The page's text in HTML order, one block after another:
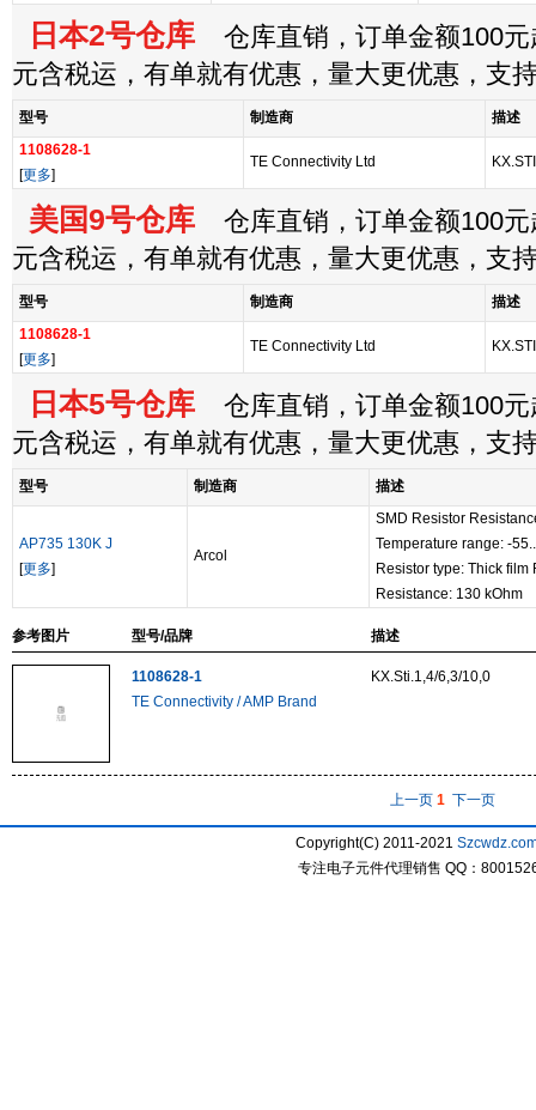
日本2号仓库 仓库直销，订单金额100元
元含税运，有单就有优惠，量大更优惠，支
型号 制造商
描述
1108628-1
[更多]
TE Connectivity Ltd
美国9号仓库 仓库直销，订单金额100元
元含税运，有单就有优惠，量大更优惠，支
型号 制造商
描述
1108628-1
[更多]
TE Connectivity Ltd
日本5号仓库 仓库直销，订单金额100元
元含税运，有单就有优惠，量大更优惠，支
型号 制造商 描述
AP735 130K J
[更多]
Arcol
SMD Resistor
Temperature range: -
Resistor type: Thick
Resistance: 130 kOhm
参考图片 型号/品牌 描述
1108628-1
TE Connectivity / AMP Brand
KX.Sti.1,4/6,3/10,0
上一页 1 下一页
Copyright(C) 2011-2021
专注电子元件代理销售 QQ：